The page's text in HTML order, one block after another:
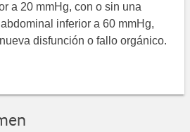
a 20 mmHg, con o sin una
inferior a 60 mmHg,
disfunción o fallo orgánico.